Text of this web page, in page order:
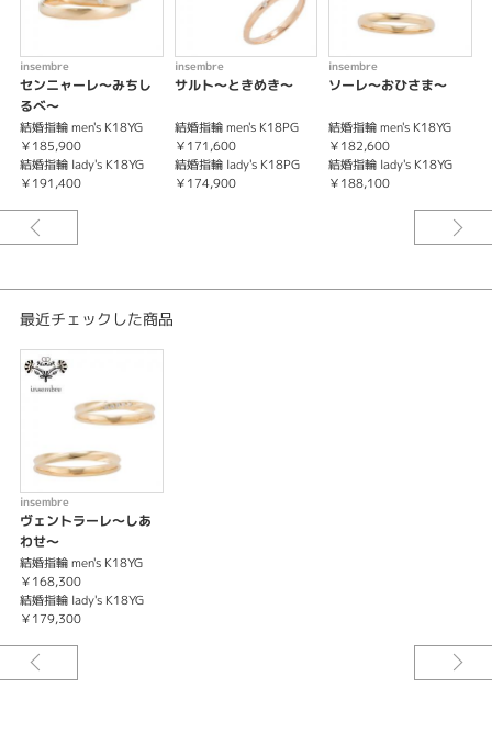
紹介文
ひらひらと舞う幸運の印 この指にとまれ！
※価格は税込みになります。
insembre
センニャーレ～みちし
るべ～
結婚指輪 men's K18YG
￥185,900
結婚指輪 lady's K18YG
￥191,400
insembre
サルト～ときめき～
結婚指輪 men's K18PG
￥171,600
結婚指輪 lady's K18PG
￥174,900
insembre
ソーレ～おひさま～
結婚指輪 men's K18YG
￥182,600
結婚指輪 lady's K18YG
￥188,100
最近チェックした商品
insembre
ヴェントラーレ～しあ
わせ～
結婚指輪 men's K18YG
￥168,300
結婚指輪 lady's K18YG
￥179,300